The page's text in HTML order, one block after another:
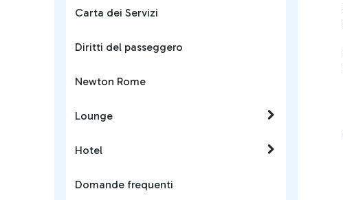
Carta dei Servizi
Diritti del passeggero
Newton Rome
Lounge
Hotel
Domande frequenti